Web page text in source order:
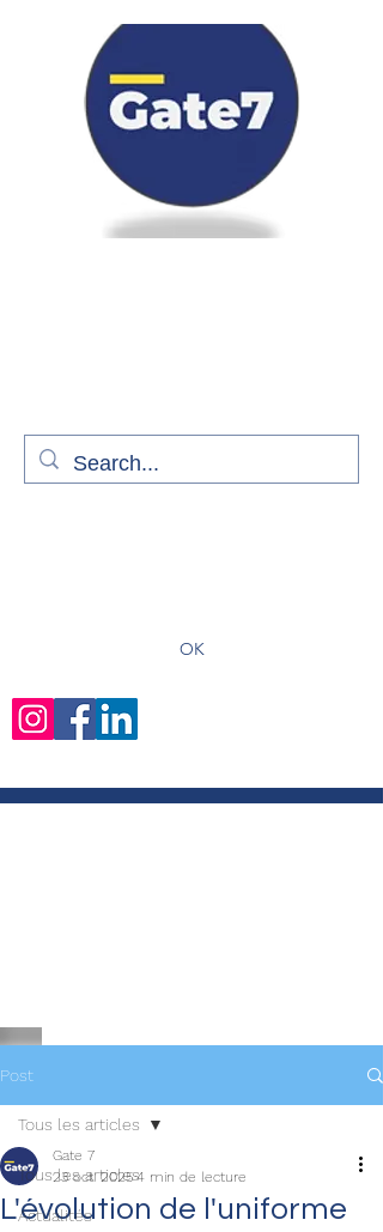
OK
Post
Tous les articles
Actualités
Tous les articles
L'évolution de l'uniforme
Gate 7
23 oct. 20254 min de lecture